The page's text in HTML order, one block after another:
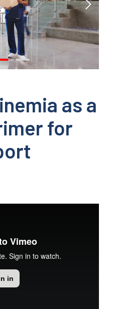
as a
for